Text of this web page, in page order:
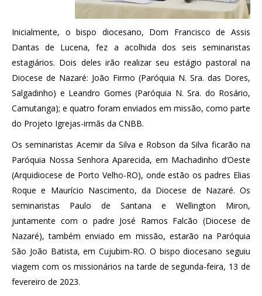
Inicialmente, o bispo diocesano, Dom Francisco de Assis
Dantas de Lucena, fez a acolhida dos seis seminaristas
estagiários. Dois deles irão realizar seu estágio pastoral na
Diocese de Nazaré: João Firmo (Paróquia N. Sra. das Dores,
Salgadinho) e Leandro Gomes (Paróquia N. Sra. do Rosário,
Camutanga); e quatro foram enviados em missão, como parte
do Projeto Igrejas-irmãs da CNBB.
Os seminaristas Acemir da Silva e Robson da Silva ficarão na
Paróquia Nossa Senhora Aparecida, em Machadinho d’Oeste
(Arquidiocese de Porto Velho-RO), onde estão os padres Elias
Roque e Maurício Nascimento, da Diocese de Nazaré. Os
seminaristas Paulo de Santana e Wellington Miron,
juntamente com o padre José Ramos Falcão (Diocese de
Nazaré), também enviado em missão, estarão na Paróquia
São João Batista, em Cujubim-RO. O bispo diocesano seguiu
viagem com os missionários na tarde de segunda-feira, 13 de
fevereiro de 2023.